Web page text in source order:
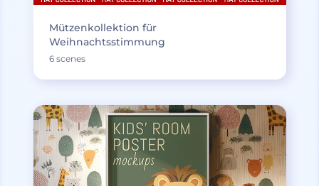
Mützenkollektion für
Weihnachtsstimmung
6 scenes